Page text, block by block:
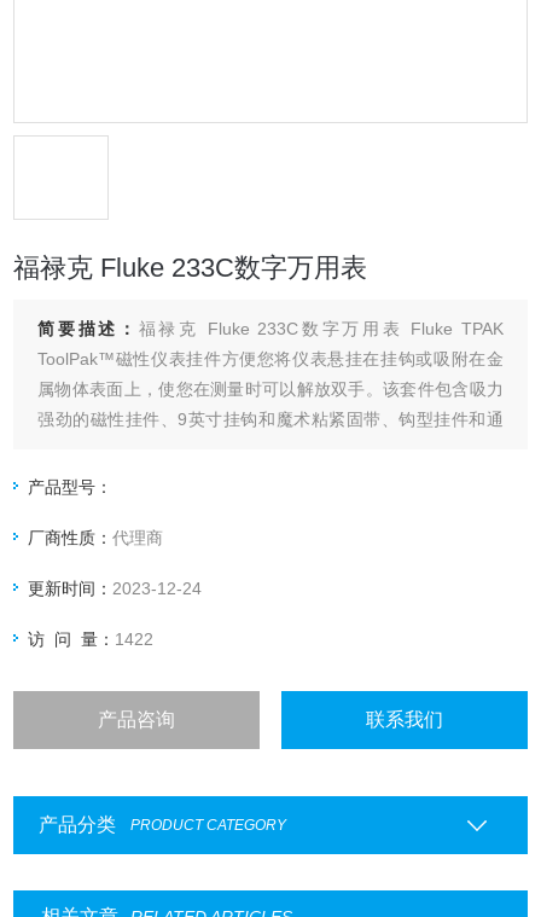
福禄克 Fluke 233C数字万用表
简要描述： 福禄克 Fluke 233C数字万用表 Fluke TPAK
ToolPak™磁性仪表挂件方便您将仪表悬挂在挂钩或吸附在金
属物体表面上，使您在测量时可以解放双手。该套件包含吸力
强劲的磁性挂件、9英寸挂钩和魔术粘紧固带、钩型挂件和通
产品型号：
厂商性质：代理商
更新时间： 2023-12-24
访 问 量： 1422
产品咨询 联系我们
产品分类 PRODUCT CATEGORY